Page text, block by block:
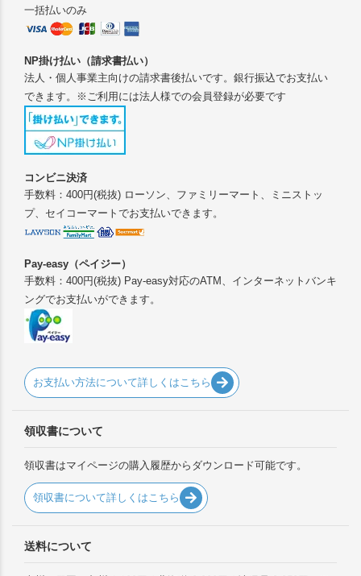
一括払いのみ
NP掛け払い（請求書払い）
法人・個人事業主向けの請求書後払いです。銀行振込でお支払い
できます。※ご利用には法人様での会員登録が必要です
コンビニ決済
手数料：400円(税抜) ローソン、ファミリーマート、ミニストッ
プ、セイコーマートでお支払いできます。
Pay-easy（ペイジー）
手数料：400円(税抜) Pay-easy対応のATM、インターネットバンキ
ングでお支払いができます。
お支払い方法について詳しくはこちら
領収書について
領収書はマイページの購入履歴からダウンロード可能です。
領収書について詳しくはこちら
送料について